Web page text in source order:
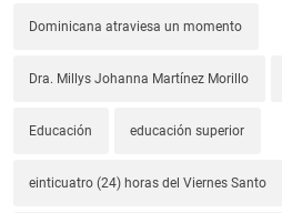
Dominicana atraviesa un momento
Dra. Millys Johanna Martínez Morillo
Educación educación superior
einticuatro (24) horas del Viernes Santo